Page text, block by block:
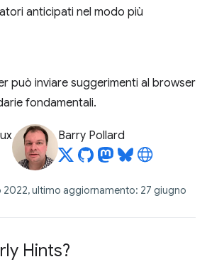
anticipati nel modo più
può inviare suggerimenti al browser
fondamentali.
Barry Pollard
ultimo aggiornamento: 27 giugno
Hints?